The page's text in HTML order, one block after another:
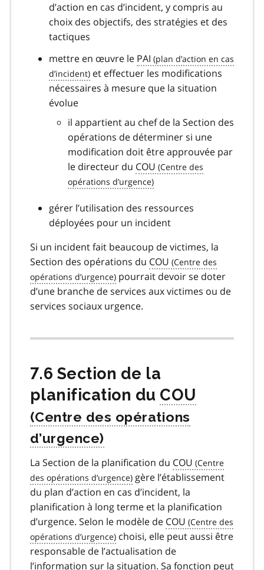
d’action en cas d’incident, y compris au
choix des objectifs, des stratégies et des
tactiques
mettre en œuvre le PAI
et effectuer les modifications
nécessaires à mesure que la situation
évolue
il appartient au chef de la Section des
opérations de déterminer si une
modification doit être approuvée par
le directeur du COU
gérer l’utilisation des ressources
déployées pour un incident
Si un incident fait beaucoup de victimes, la
Section des opérations du COU
pourrait devoir se doter
d’une branche de services aux victimes ou de
services sociaux urgence.
7.6 Section de la
planification du COU
La Section de la planification du COU
gère l’établissement
du plan d’action en cas d’incident, la
planification à long terme et la planification
d’urgence. Selon le modèle de COU
choisi, elle peut aussi être
responsable de l’actualisation de
l’information sur la situation. Sa fonction peut